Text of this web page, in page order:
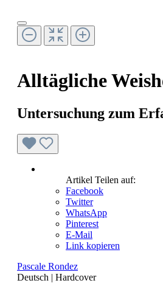
Alltägliche
Untersuchung zum
Artikel Teilen auf:
Facebook
Twitter
WhatsApp
Pinterest
E-Mail
Link kopieren
Pascale Rondez
Deutsch | Hardcover